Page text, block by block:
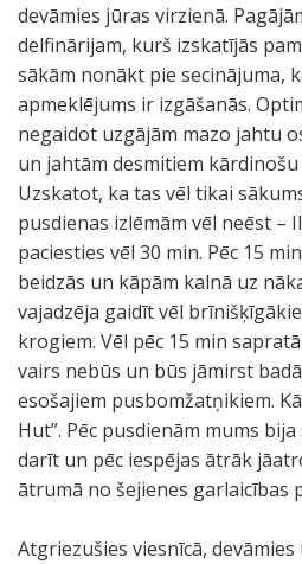
devāmies jūras virzienā.
delfinārijam, kurš izskatījās
sākām nonākt pie secinājuma,
apmeklējums ir izgāšanās.
negaidot uzgājām mazo jahtu
un jahtām desmitiem
Uzskatot, ka tas vēl tikai
pusdienas izlēmām vēl neēst –
paciesties vēl 30 min. Pēc 15
beidzās un kāpām kalnā uz
vajadzēja gaidīt vēl
krogiem. Vēl pēc 15 min
vairs nebūs un būs jāmirst
esošajiem pusbomžatņikiem.
Hut”. Pēc pusdienām mums
darīt un pēc iespējas ātrāk
ātrumā no šejienes garlaicības
Atgriezušies viesnīcā,